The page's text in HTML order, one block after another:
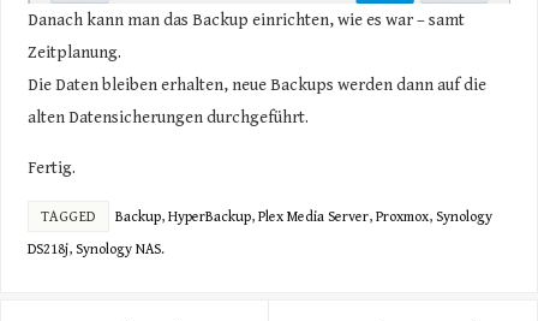
Danach kann man das Backup einrichten, wie es war – samt
Zeitplanung.
Die Daten bleiben erhalten, neue Backups werden dann auf die
alten Datensicherungen durchgeführt.
Fertig.
TAGGED Backup, HyperBackup, Plex Media Server, Proxmox, Synology
DS218j, Synology NAS.